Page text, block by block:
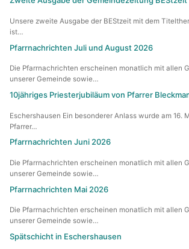
MessdienerInnen-Gruppe
Sternsinger
Tabea Boutique
Taizé-Kreis
Vespergruppe
Zukunftswerkstatt
Unsere zweite Ausgabe der BEStzeit mit dem
ist…
Pfarrnachrichten Juli und August 2026
Die Pfarrnachrichten erscheinen monatlich mit allen
unserer Gemeinde sowie…
10jähriges Priesterjubiläum von Pfarrer
Eschershausen Ein besonderer Anlass wurde am 16.
Pfarrer…
Pfarrnachrichten Juni 2026
Die Pfarrnachrichten erscheinen monatlich mit allen
unserer Gemeinde sowie…
Pfarrnachrichten Mai 2026
Die Pfarrnachrichten erscheinen monatlich mit allen
unserer Gemeinde sowie…
Spätschicht in Eschershausen